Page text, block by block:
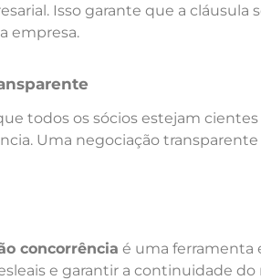
Isso garante que a cláusula
empresa.
todos os sócios estejam
Uma negociação
concorrência é uma ferramenta
e garantir a continuidade